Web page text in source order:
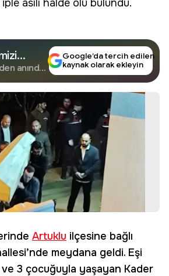
asılı halde ölü bulundu.
Takip
anında
Google’da tercih edilen
kaynak olarak ekleyin
Artuklu ilçesine bağlı
meydana geldi. Eşi
3 çocuğuyla yaşayan Kader